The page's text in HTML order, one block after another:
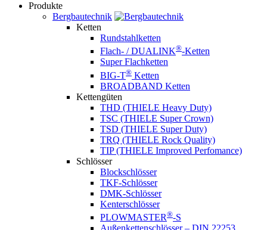
Produkte
Bergbautechnik
Ketten
Rundstahlketten
Flach- / DUALINK®-Ketten
Super Flachketten
BIG-T® Ketten
BROADBAND Ketten
Kettengüten
THD (THIELE Heavy Duty)
TSC (THIELE Super Crown)
TSD (THIELE Super Duty)
TRQ (THIELE Rock Quality)
TIP (THIELE Improved Perfomance)
Schlösser
Blockschlösser
TKF-Schlösser
DMK-Schlösser
Kenterschlösser
PLOWMASTER®-S
Außenkettenschlösser – DIN 22253